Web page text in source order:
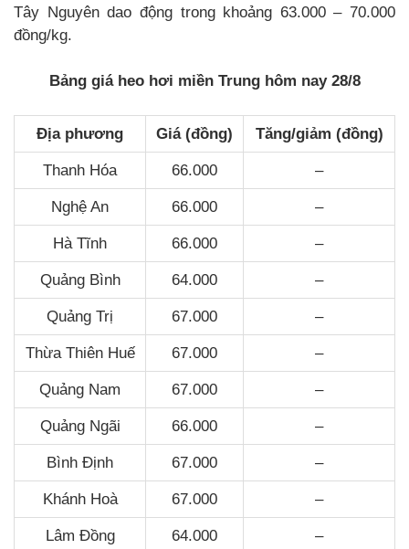
Tây Nguyên dao động trong khoảng 63.000 – 70.000
đồng/kg.
Bảng giá heo hơi miền Trung hôm nay 28/8
Địa phương Giá (đồng) Tăng/giảm (đồng)
Thanh Hóa 66.000 –
Nghệ An 66.000 –
Hà Tĩnh 66.000 –
Quảng Bình 64.000 –
Quảng Trị 67.000 –
Thừa Thiên Huế 67.000 –
Quảng Nam 67.000 –
Quảng Ngãi 66.000 –
Bình Định 67.000 –
Khánh Hoà 67.000 –
Lâm Đồng 64.000 –